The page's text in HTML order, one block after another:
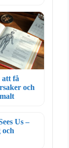
att få
och
Us –
och